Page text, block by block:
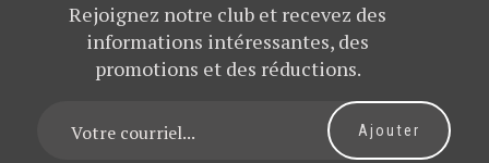
Rejoignez notre club et recevez des
informations intéressantes, des
promotions et des réductions.